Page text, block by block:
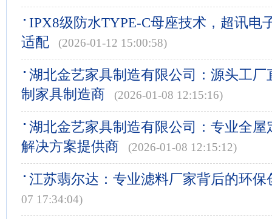
IPX8级防水TYPE-C母座技术，超讯电
适配
(2026-01-12 15:00:58)
湖北金艺家具制造有限公司：源头工厂
制家具制造商
(2026-01-08 12:15:16)
湖北金艺家具制造有限公司：专业全屋
解决方案提供商
(2026-01-08 12:15:12)
江苏翡尔达：专业滤料厂家背后的环保
07 17:34:04)